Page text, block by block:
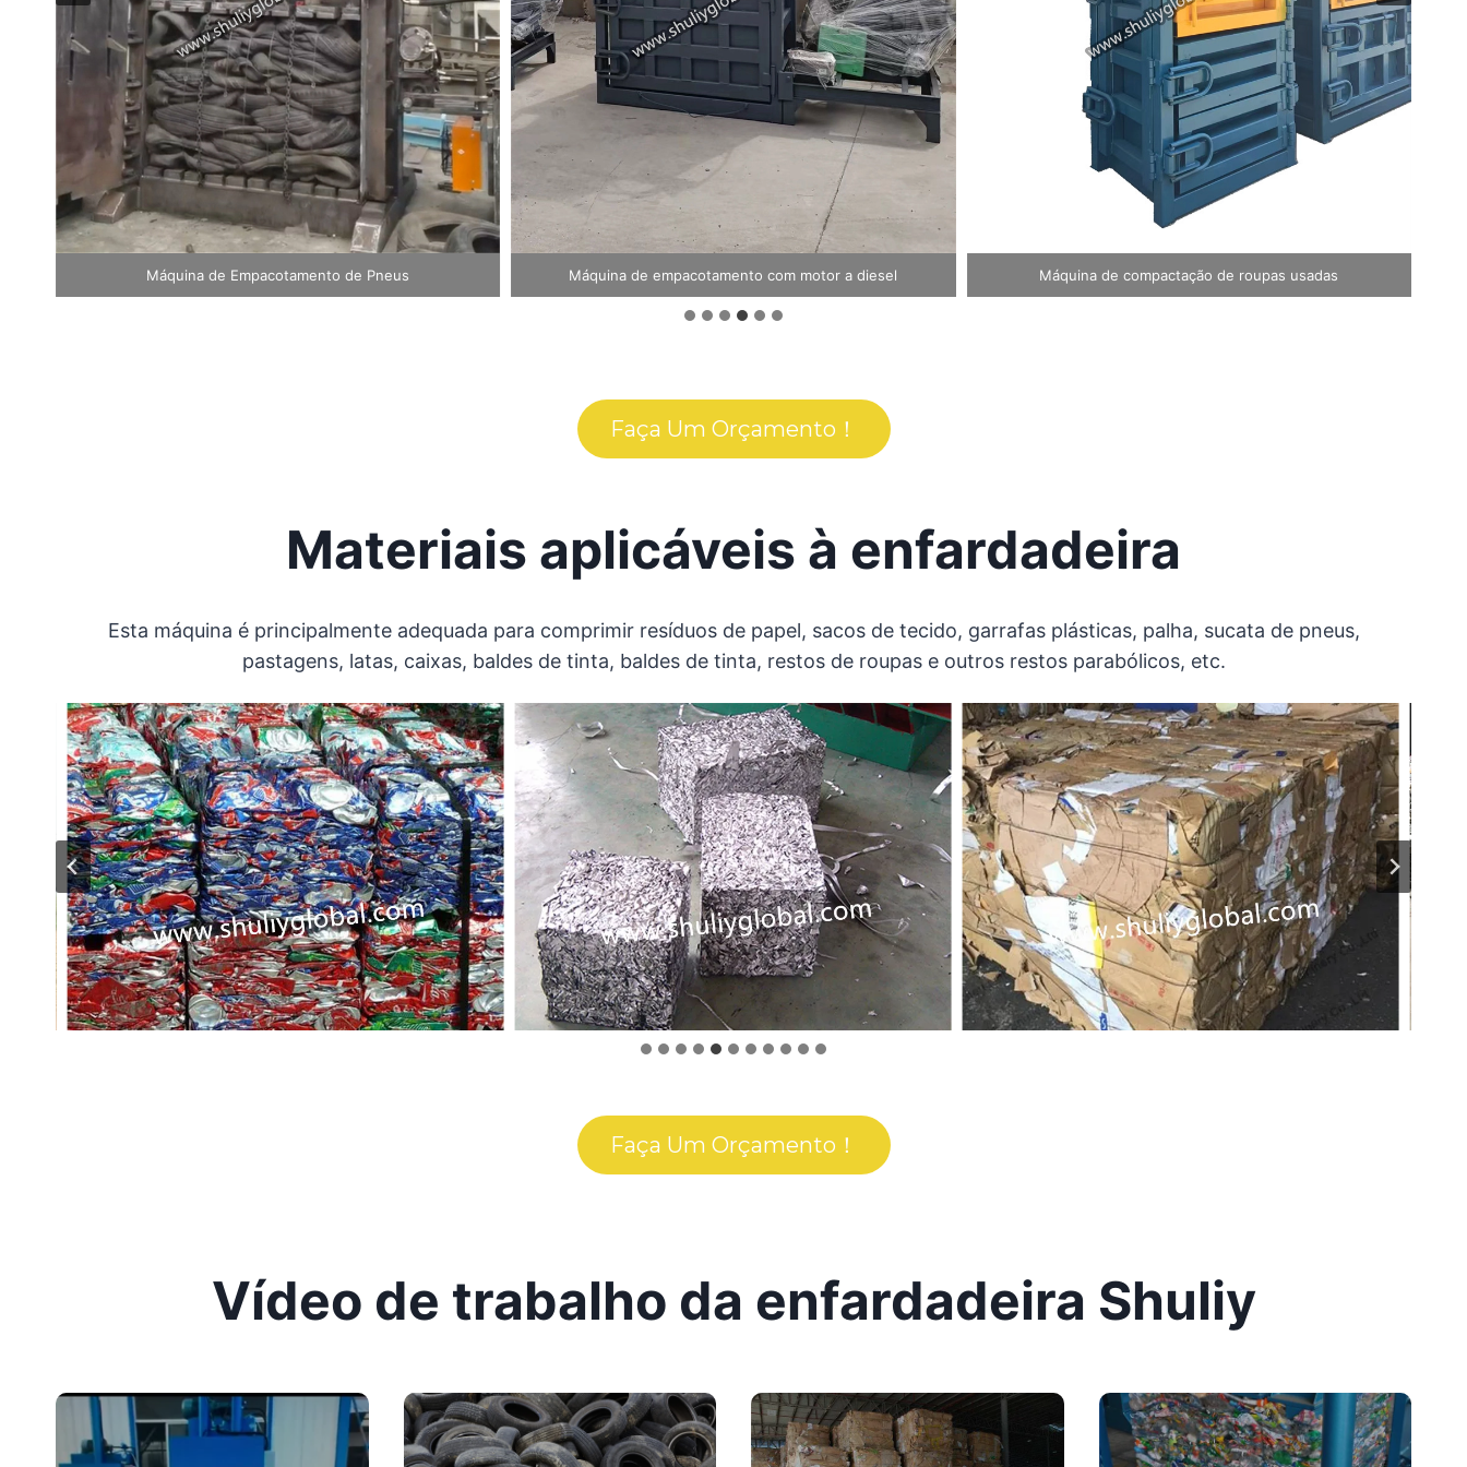
Máquina de compactação de roupas usadas Máquina de compactação hidráulica vertical Empacotadora de latas de alumínio
Faça Um Orçamento！
Materiais aplicáveis ​​à enfardadeira
Esta máquina é principalmente adequada para comprimir resíduos de papel, sacos de tecido, garrafas plásticas, palha, sucata de pneus,
pastagens, latas, caixas, baldes de tinta, baldes de tinta, restos de roupas e outros restos parabólicos, etc.
Faça Um Orçamento！
Vídeo de trabalho da enfardadeira Shuliy